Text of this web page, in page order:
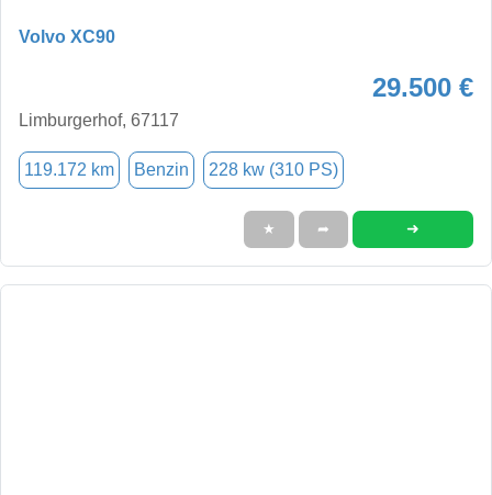
Volvo XC90
29.500 €
Limburgerhof, 67117
119.172 km Benzin 228 kw (310 PS)
★ ➦ ➜